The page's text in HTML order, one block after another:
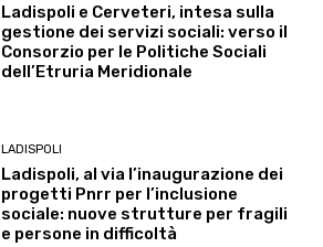
Ladispoli e Cerveteri, intesa sulla
gestione dei servizi sociali: verso il
Consorzio per le Politiche Sociali
dell’Etruria Meridionale
LADISPOLI
Ladispoli, al via l’inaugurazione dei
progetti Pnrr per l’inclusione
sociale: nuove strutture per fragili
e persone in difficoltà